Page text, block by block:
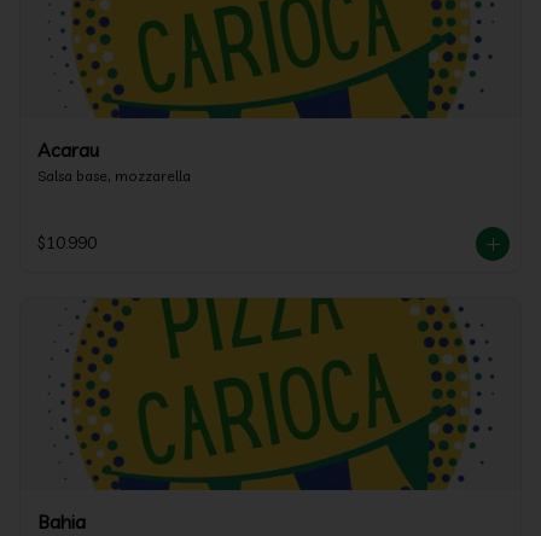
Acarau
Salsa base, mozzarella
$10.990
Bahia